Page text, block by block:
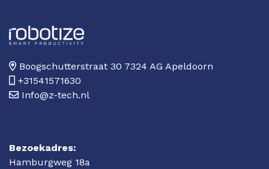
Boogschutterstraat 30 7324 AG Apeldoorn
+31541571630
Info@z-tech.nl
Bezoekadres:
Hamburgweg 18a